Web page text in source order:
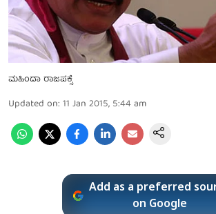
ಮಹಿಂದಾ ರಾಜಪಕ್ಸೆ
Updated on: 11 Jan 2015, 5:44 am
Add as a preferred
on Google